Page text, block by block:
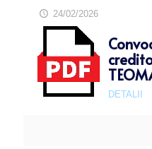
24/02/2026
DETALII